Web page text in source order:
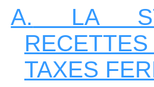
A.
LA
TAXES